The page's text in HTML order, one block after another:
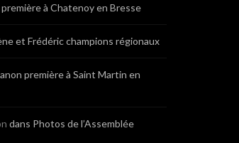
à Chatenoy en Bresse
et Frédéric champions régionaux
première à Saint Martin en
dans Photos de l’Assemblée